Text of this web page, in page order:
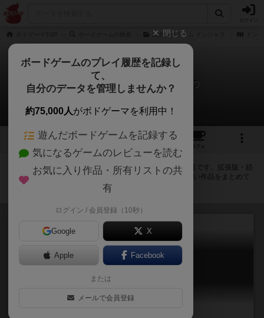
絵合わせゲーム ドンジャラ
ドンジャラNEO ちいかわ
拡張/関連作品 9件
1
カフェ
ドンジャラNEO ちいかわに紐付いているボードゲーム一覧です。拡張版・続
編・リメイク版などの同じシリーズを中心に、関連性の強い作品をまとめて
います。
ドンジャラNEO ゴジラ
閉じる
ボードゲームのプレイ履歴を記録し
て、
自分のデータを管理しませんか？
約75,000人がボドゲーマを利用中！
遊んだボードゲームを記録する
気になるゲームのレビューを読む
お気に入り作品・所有リストの共
有
ログイン / 会員登録（10秒）
Google X
Apple Facebook
または
メールで会員登録